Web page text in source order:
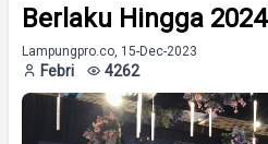
Berlaku Hingga 2024
Lampungpro.co, 15-Dec-2023
Febri 4262